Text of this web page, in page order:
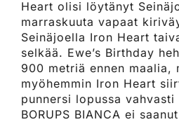
Heart olisi löytänyt
marraskuuta vapaat
Seinäjoella Iron Heart
selkää. Ewe’s Birthday
900 metriä ennen maalia,
myöhemmin Iron Heart
punnersi lopussa
BORUPS BIANCA ei